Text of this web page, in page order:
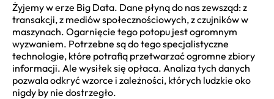
Żyjemy w erze Big Data. Dane płyną do nas zewsząd: z
transakcji, z mediów społecznościowych, z czujników w
maszynach. Ogarnięcie tego potopu jest ogromnym
wyzwaniem. Potrzebne są do tego specjalistyczne
technologie, które potrafią przetwarzać ogromne zbiory
informacji. Ale wysiłek się opłaca. Analiza tych danych
pozwala odkryć wzorce i zależności, których ludzkie oko
nigdy by nie dostrzegło.